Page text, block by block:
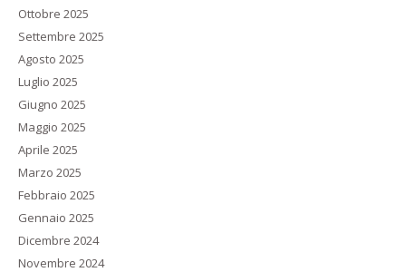
Ottobre 2025
Settembre 2025
Agosto 2025
Luglio 2025
Giugno 2025
Maggio 2025
Aprile 2025
Marzo 2025
Febbraio 2025
Gennaio 2025
Dicembre 2024
Novembre 2024